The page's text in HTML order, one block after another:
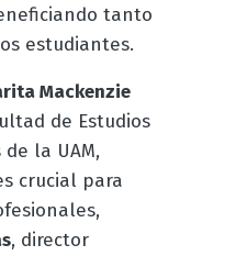
tanto
estudiantes.
Mackenzie
de Estudios
la UAM,
crucial para
, director